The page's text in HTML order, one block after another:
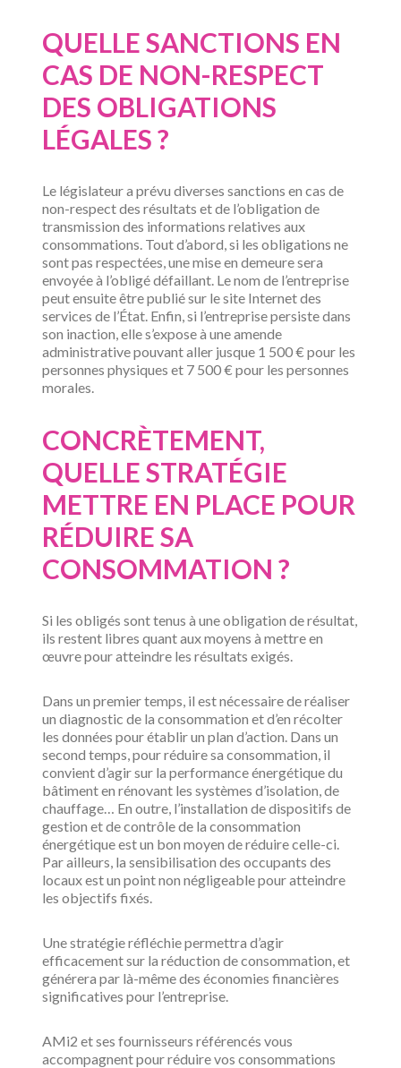
QUELLE SANCTIONS EN
CAS DE NON-RESPECT
DES OBLIGATIONS
LÉGALES ?
Le législateur a prévu diverses sanctions en cas de
non-respect des résultats et de l’obligation de
transmission des informations relatives aux
consommations. Tout d’abord, si les obligations ne
sont pas respectées, une mise en demeure sera
envoyée à l’obligé défaillant. Le nom de l’entreprise
peut ensuite être publié sur le site Internet des
services de l’État. Enfin, si l’entreprise persiste dans
son inaction, elle s’expose à une amende
administrative pouvant aller jusque 1 500 € pour les
personnes physiques et 7 500 € pour les personnes
morales.
CONCRÈTEMENT,
QUELLE STRATÉGIE
METTRE EN PLACE POUR
RÉDUIRE SA
CONSOMMATION ?
Si les obligés sont tenus à une obligation de résultat,
ils restent libres quant aux moyens à mettre en
œuvre pour atteindre les résultats exigés.
Dans un premier temps, il est nécessaire de réaliser
un diagnostic de la consommation et d’en récolter
les données pour établir un plan d’action. Dans un
second temps, pour réduire sa consommation, il
convient d’agir sur la performance énergétique du
bâtiment en rénovant les systèmes d’isolation, de
chauffage… En outre, l’installation de dispositifs de
gestion et de contrôle de la consommation
énergétique est un bon moyen de réduire celle-ci.
Par ailleurs, la sensibilisation des occupants des
locaux est un point non négligeable pour atteindre
les objectifs fixés.
Une stratégie réfléchie permettra d’agir
efficacement sur la réduction de consommation, et
générera par là-même des économies financières
significatives pour l’entreprise.
AMi2 et ses fournisseurs référencés vous
accompagnent pour réduire vos consommations